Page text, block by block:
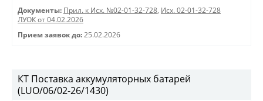
Документы: Прил. к Исх. №02-01-32-728, Исх. 02-01-32-728
ЛУОК от 04.02.2026
Прием заявок до: 25.02.2026
КТ Поставка аккумуляторных батарей
(LUO/06/02-26/1430)